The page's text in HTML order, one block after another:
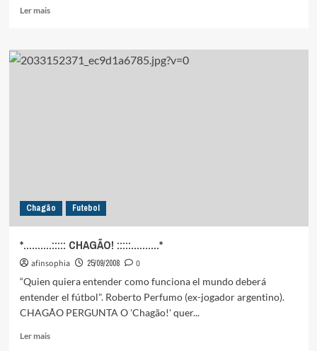
Ler maisLeia
PRIMEIRO
FORMULÁRIO
Chagão Futebol
*……….::::: CHAGÃO! :::::……….*
afinsophia 25/09/2008
0
“Quien quiera entender como funciona el mundo deberá
entender el fútbol". Roberto Perfumo (ex-jogador argentino).
CHAGÃO PERGUNTA O 'Chagão!' quer...
Ler maisLeia